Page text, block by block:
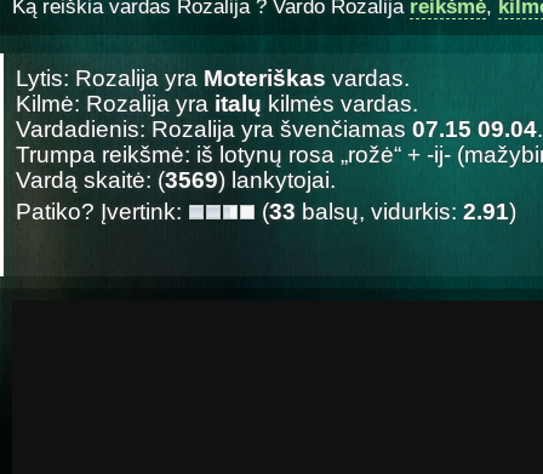
Ką reiškia vardas Rozalija ? Vardo Rozalija reikšmė,
Lytis: Rozalija yra Moteriškas vardas.
Kilmė: Rozalija yra italų kilmės vardas.
Vardadienis: Rozalija yra švenčiamas 07.15 09.04.
Trumpa reikšmė: iš lotynų rosa „rožė“ + -ij-
Vardą skaitė: (3569) lankytojai.
Patiko? Įvertink:
(33 balsų, vidurkis: 2.91)